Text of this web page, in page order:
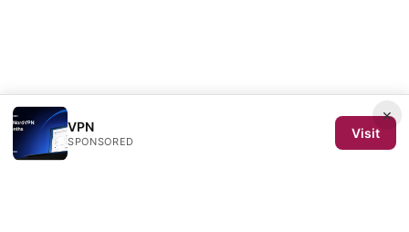
×
VPN
SPONSORED
Visit